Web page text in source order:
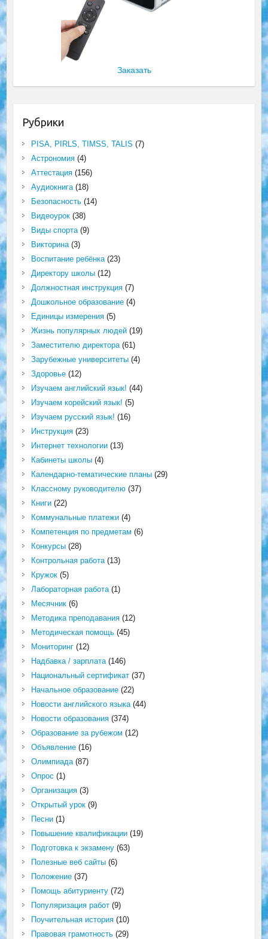
Заказать
Рубрики
PISA, PIRLS, TIMSS, TALIS (7)
Астрономия(4)
Аттестация(156)
Аудиокнига(18)
Безопасность(14)
Видеоурок(38)
Виды спорта(9)
Викторина(3)
Воспитание ребёнка(23)
Директору школы(12)
Должностная инструкция(7)
Дошкольное образование(4)
Единицы измерения(5)
Жизнь популярных людей(19)
Заместителю директора(61)
Зарубежные университеты(4)
Здоровье(12)
Изучаем английский язык! (44)
Изучаем корейский язык! (5)
Изучаем русский язык! (16)
Инструкция(23)
Интернет технологии(13)
Кабинеты школы(4)
Календарно-тематические планы(29)
Классному руководителю(37)
Книги(22)
Коммунальные платежи(4)
Компетенция по предметам (6)
Конкурсы(28)
Контрольная работа(13)
Кружок(5)
Лабораторная работа(1)
Месячник(6)
Методика преподавания(12)
Методическая помощь(45)
Мониторинг(12)
Надбавка / зарплата(146)
Национальный сертификат(37)
Начальное образование(22)
Новости английского языка(44)
Новости образования(374)
Образование за рубежом (12)
Объявление(16)
Олимпиада(87)
Опрос (1)
Организация(3)
Открытый урок(9)
Песни(1)
Повышение квалификации(19)
Подготовка к экзамену(63)
Полезные веб сайты(6)
Положение(37)
Помощь абитуриенту(72)
Популяризация работ(9)
Поучительная история(10)
Правовая грамотность(29)